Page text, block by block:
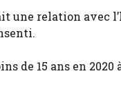
une relation avec
de 15 ans en 2020